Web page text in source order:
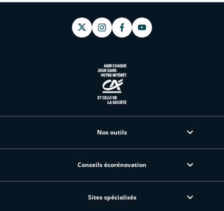
Nos outils
Conseils écorénovation
Sites spécialisés